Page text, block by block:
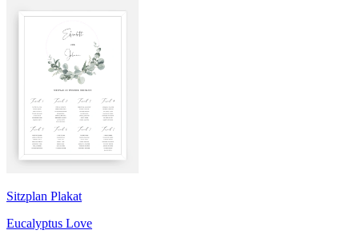
Sitzplan Plakat
Eucalyptus Love